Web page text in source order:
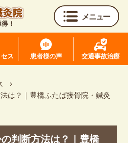
！
メニュー
ス 患者様の声 交通事故治療
は？｜豊橋ふたば接骨院・鍼灸
判断方法は？｜豊橋